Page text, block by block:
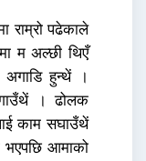
राम्रो पढेकाले
म अल्छी थिएँ
अगाडि हुन्थें ।
। ढोलक
काम सघाउँथें
भएपछि आमाको